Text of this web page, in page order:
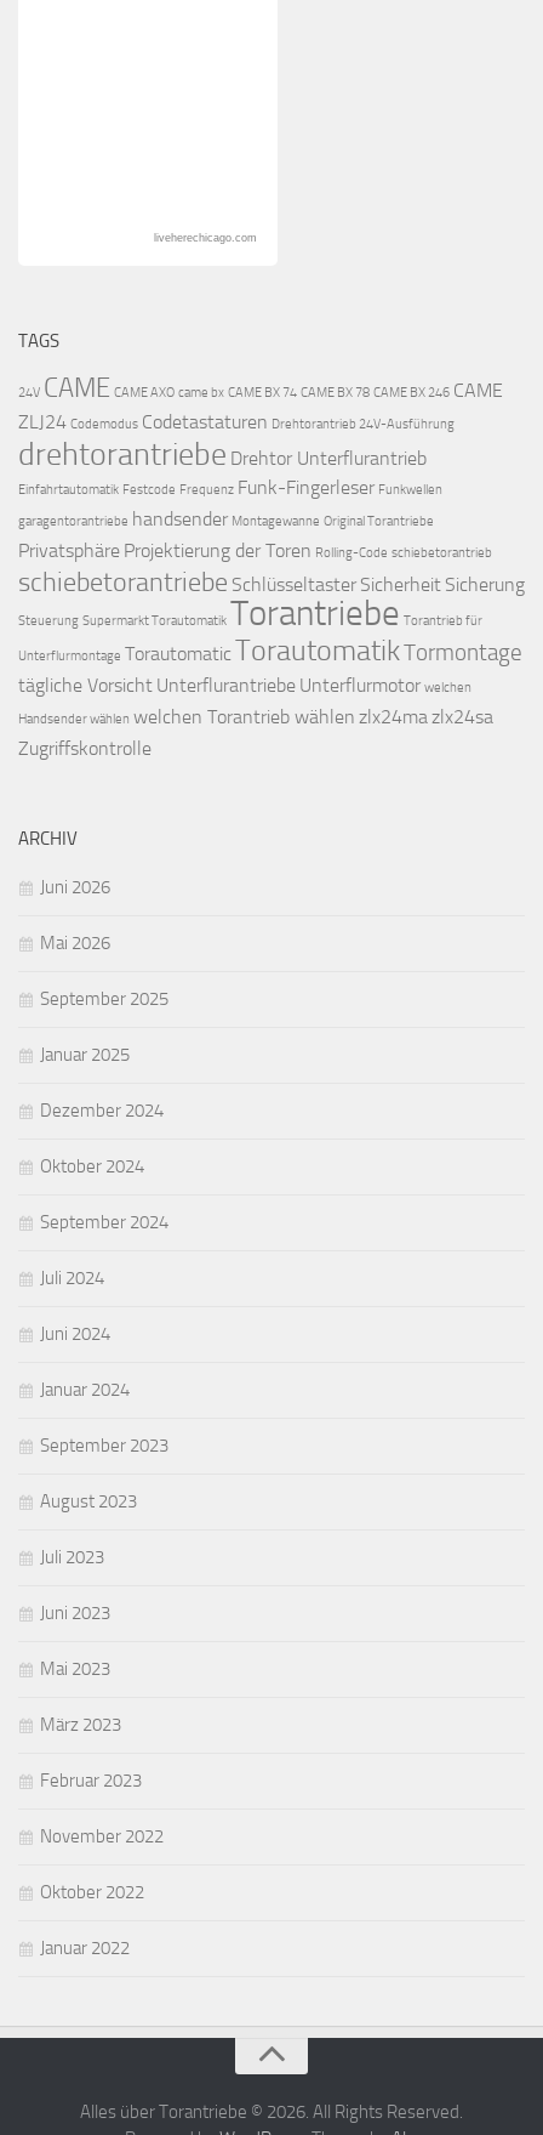
liveherechicago.com
TAGS
24V CAME CAME AXO came bx CAME BX 74 CAME BX 78 CAME BX 246 CAME
ZLJ24 Codemodus Codetastaturen Drehtorantrieb 24V-Ausführung
drehtorantriebe Drehtor Unterflurantrieb
Einfahrtautomatik Festcode Frequenz Funk-Fingerleser Funkwellen
garagentorantriebe handsender Montagewanne Original Torantriebe
Privatsphäre Projektierung der Toren Rolling-Code schiebetorantrieb
schiebetorantriebe Schlüsseltaster Sicherheit Sicherung
Steuerung Supermarkt Torautomatik Torantriebe Torantrieb für
Unterflurmontage TorautomaticTorautomatikTormontage
tägliche Vorsicht Unterflurantriebe Unterflurmotor welchen
Handsender wählen welchen Torantrieb wählen zlx24mazlx24sa
Zugriffskontrolle
ARCHIV
Juni 2026
Mai 2026
September 2025
Januar 2025
Dezember 2024
Oktober 2024
September 2024
Juli 2024
Juni 2024
Januar 2024
September 2023
August 2023
Juli 2023
Juni 2023
Mai 2023
März 2023
Februar 2023
November 2022
Oktober 2022
Januar 2022
Alles über Torantriebe © 2026. All Rights Reserved.